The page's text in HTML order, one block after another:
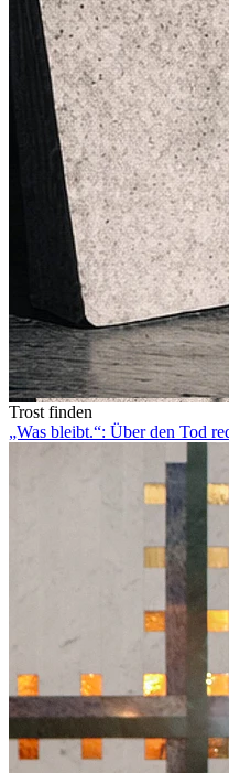
Trost finden
„Was bleibt.“: Über den Tod